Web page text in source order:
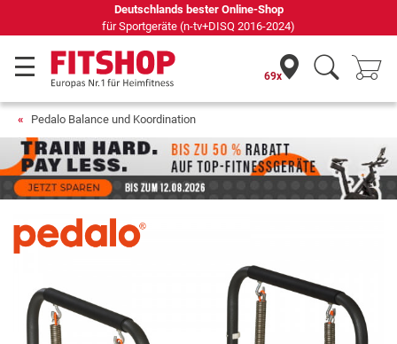
69 Fachmärkte vor Ort mit 75 eigenen Servicetechnikern
69x
Pedalo Balance und Koordination